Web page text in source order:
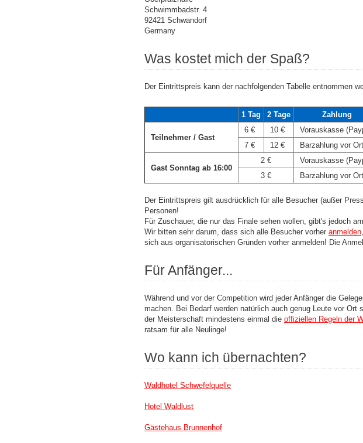
Schwimmbadstr. 4
92421 Schwandorf
Germany
Was kostet mich der Spaß?
Der Eintrittspreis kann der nachfolgenden Tabelle entnommen
1 Tag 2 Tage Zahlung
Teilnehmer / Gast
6 € 10 €
Vorauskasse
7 €
12 € Barzahlung vor Ort
Gast Sonntag ab 16:00
2 €
Vorauskasse
3 €
Barzahlung vor Ort
Der Eintrittspreis gilt ausdrücklich für alle Besucher (außer
Personen!
Für Zuschauer, die nur das Finale sehen wollen, gibt's jedoch
Wir bitten sehr darum, dass sich alle Besucher vorher anmelden
sich aus organisatorischen Gründen vorher anmelden! Die
Für Anfänger...
Während und vor der Competition wird jeder Anfänger die
machen. Bei Bedarf werden natürlich auch genug Leute vor
der Meisterschaft mindestens einmal die offiziellen Regeln der
ratsam für alle Neulinge!
Wo kann ich übernachten?
Waldhotel Schwefelquelle
Hotel Waldlust
Gästehaus Brunnenhof